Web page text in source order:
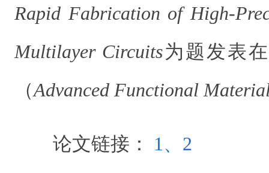
Rapid Fabrication of High-
Multilayer Circuits为题发表
（Advanced Functional
论文链接： 1 、 2